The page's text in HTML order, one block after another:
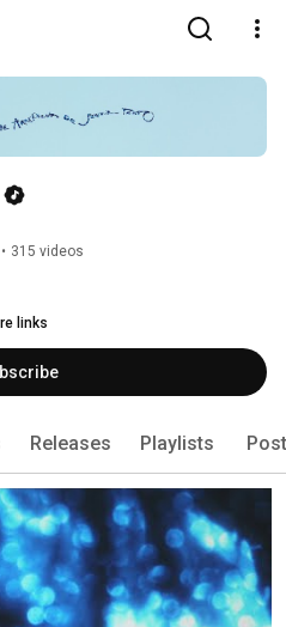
• 315 videos
links
Releases Playlists